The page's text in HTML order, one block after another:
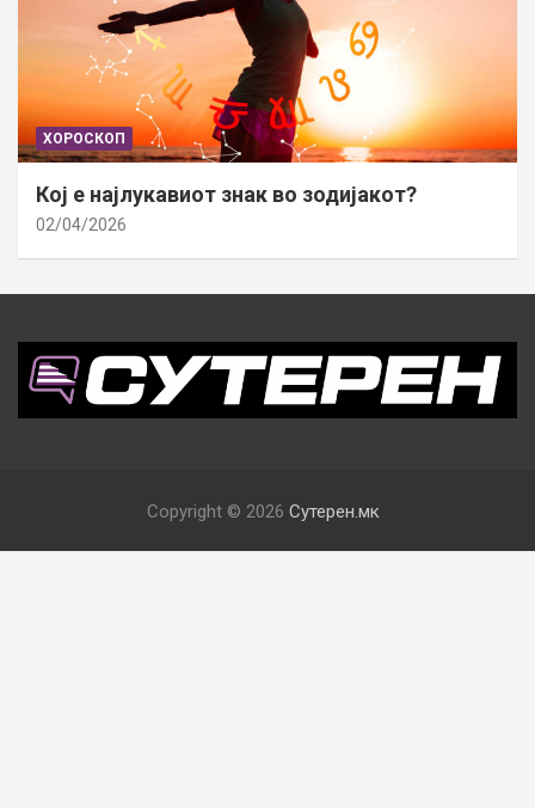
ХОРОСКОП
Кој е најлукавиот знак во зодијакот?
02/04/2026
Copyright © 2026 Сутерен.мк